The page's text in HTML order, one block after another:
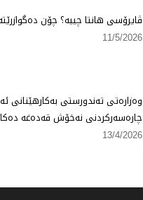
ڤایرۆسی هانتا چییە؟ چۆن
11/5/2026
وەزارەتی تەندورستی بەكارهێنانی
چارەسەركردنی نەخۆش قەدەغە
13/4/2026